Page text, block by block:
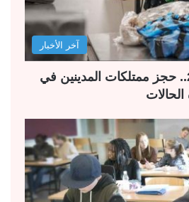
آخر الأخبار
ابتداءً من يوليو 2026.. حجز ممتلكات المدينين في